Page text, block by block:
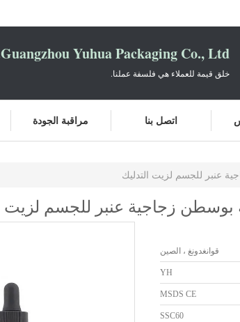
Guangzhou Yuhua Packaging Co., Ltd.
خلق قيمة للعملاء هي فلسفة عملنا.
مراقبة الجودة اتصل بنا
قوانغدونغ ، الصين
YH
MSDS CE
SSC60